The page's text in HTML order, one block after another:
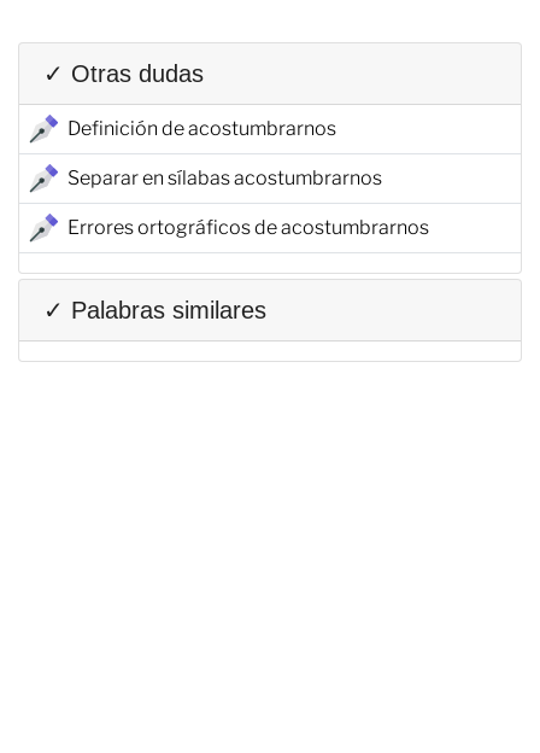
✓ Otras dudas
Definición de acostumbrarnos
Separar en sílabas acostumbrarnos
Errores ortográficos de acostumbrarnos
✓ Palabras similares